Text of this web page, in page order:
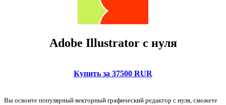
Adobe Illustrator с нуля
Купить за 37500 RUR
Вы освоите популярный векторный графический редактор с нуля, сможете